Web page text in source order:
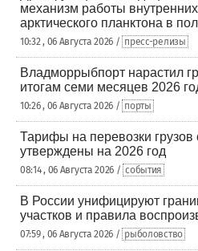
механизм работы
арктического планктона в
10:32 , 06 Августа 2026 / пресс-релизы
Владморрыбпорт нарастил
итогам семи месяцев 2026
10:26 , 06 Августа 2026 / порты
Тарифы на перевозки грузов
утверждены на 2026 год
08:14 , 06 Августа 2026 / события
В России унифицируют
участков и правила
07:59 , 06 Августа 2026 / рыболовство